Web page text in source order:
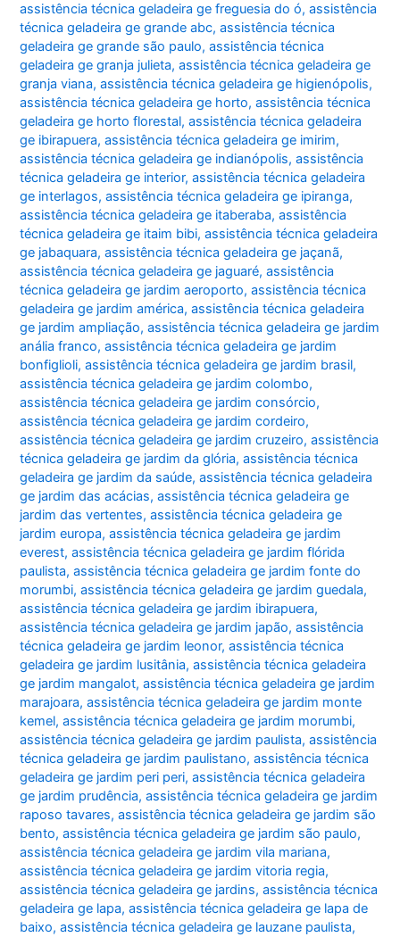
assistência técnica geladeira ge freguesia do ó,assistência
técnica geladeira ge grande abc,assistência técnica
geladeira ge grande são paulo,assistência técnica
geladeira ge granja julieta,assistência técnica geladeira ge
granja viana,assistência técnica geladeira ge higienópolis,
assistência técnica geladeira ge horto,assistência técnica
geladeira ge horto florestal,assistência técnica geladeira
ge ibirapuera,assistência técnica geladeira ge imirim,
assistência técnica geladeira ge indianópolis,assistência
técnica geladeira ge interior,assistência técnica geladeira
ge interlagos,assistência técnica geladeira ge ipiranga,
assistência técnica geladeira ge itaberaba,assistência
técnica geladeira ge itaim bibi,assistência técnica geladeira
ge jabaquara,assistência técnica geladeira ge jaçanã,
assistência técnica geladeira ge jaguaré,assistência
técnica geladeira ge jardim aeroporto,assistência técnica
geladeira ge jardim américa,assistência técnica geladeira
ge jardim ampliação,assistência técnica geladeira ge jardim
anália franco,assistência técnica geladeira ge jardim
bonfiglioli,assistência técnica geladeira ge jardim brasil,
assistência técnica geladeira ge jardim colombo,
assistência técnica geladeira ge jardim consórcio,
assistência técnica geladeira ge jardim cordeiro,
assistência técnica geladeira ge jardim cruzeiro,assistência
técnica geladeira ge jardim da glória,assistência técnica
geladeira ge jardim da saúde,assistência técnica geladeira
ge jardim das acácias,assistência técnica geladeira ge
jardim das vertentes,assistência técnica geladeira ge
jardim europa,assistência técnica geladeira ge jardim
everest,assistência técnica geladeira ge jardim flórida
paulista,assistência técnica geladeira ge jardim fonte do
morumbi,assistência técnica geladeira ge jardim guedala,
assistência técnica geladeira ge jardim ibirapuera,
assistência técnica geladeira ge jardim japão,assistência
técnica geladeira ge jardim leonor,assistência técnica
geladeira ge jardim lusitânia,assistência técnica geladeira
ge jardim mangalot,assistência técnica geladeira ge jardim
marajoara,assistência técnica geladeira ge jardim monte
kemel,assistência técnica geladeira ge jardim morumbi,
assistência técnica geladeira ge jardim paulista,assistência
técnica geladeira ge jardim paulistano,assistência técnica
geladeira ge jardim peri peri,assistência técnica geladeira
ge jardim prudência,assistência técnica geladeira ge jardim
raposo tavares,assistência técnica geladeira ge jardim são
bento,assistência técnica geladeira ge jardim são paulo,
assistência técnica geladeira ge jardim vila mariana,
assistência técnica geladeira ge jardim vitoria regia,
assistência técnica geladeira ge jardins,assistência técnica
geladeira ge lapa,assistência técnica geladeira ge lapa de
baixo,assistência técnica geladeira ge lauzane paulista,